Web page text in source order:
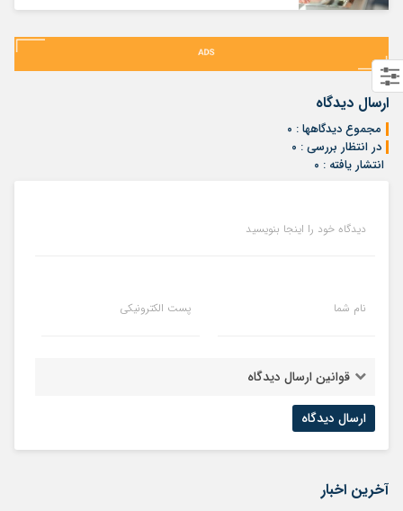
ارسال دیدگاه
مجموع دیدگاهها : ۰
در انتظار بررسی : ۰
انتشار یافته : ۰
دیدگاه خود را اینجا بنویسید
نام شما پست الکترونیکی
قوانین ارسال دیدگاه
آخرین اخبار